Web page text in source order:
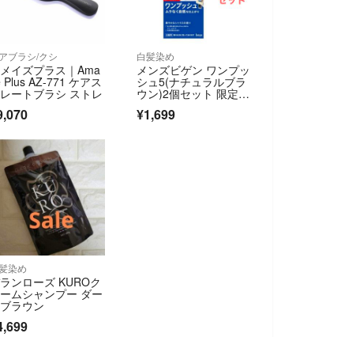
ブラシ/クシ
イズプラス｜Ama
Plus AZ-771 ケアス
レートブラシ ストレ
白髪染め
メンズビゲン ワンプッ
シュ5(ナチュラルブラ
ウン)2個セット 限定パ
ッケージ
¥1,699
染め
ンローズ KUROク
ムシャンプー ダー
ラウン